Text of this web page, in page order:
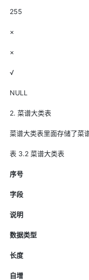
255
×
×
√
NULL
2. 菜谱大类表
菜谱大类表里面存储了菜
表 3.2 菜谱大类表
序号
字段
说明
数据类型
长度
自增